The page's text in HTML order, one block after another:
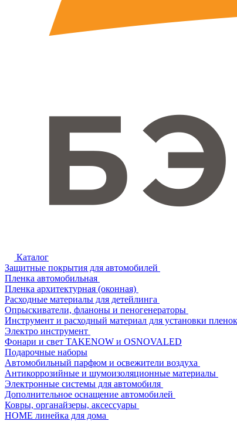
Каталог
Защитные покрытия для автомобилей
Пленка автомобильная
Пленка архитектурная (оконная)
Расходные материалы для детейлинга
Опрыскиватели, фланоны и пеногенераторы
Инструмент и расходный материал для установки пленок
Электро инструмент
Фонари и свет TAKENOW и OSNOVALED
Подарочные наборы
Автомобильный парфюм и освежители воздуха
Антикоррозийные и шумоизоляционные материалы
Электронные системы для автомобиля
Дополнительное оснащение автомобилей
Ковры, органайзеры, аксессуары
HOME линейка для дома